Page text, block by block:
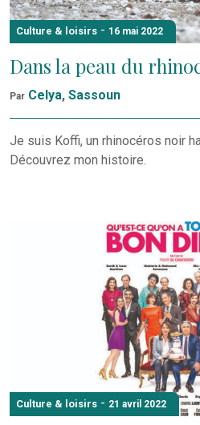
Culture & loisirs - 16 mai 2022
Dans la peau du
Par Celya, Sassoun
Je suis Koffi, un rhinocéros noir
Découvrez mon histoire.
Culture & loisirs - 21 avril 2022